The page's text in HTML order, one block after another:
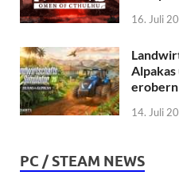
16. Juli
erobern
14. Juli
PC / STEAM NEWS